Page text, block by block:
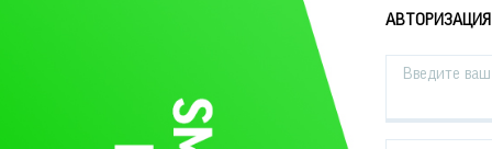
АВТОРИЗАЦИЯ
Введите